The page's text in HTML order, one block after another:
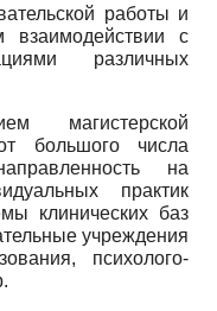
работы и
взаимодействии с
различных
магистерской
большого числа
на
практик
клинических баз
учреждения
психолого-